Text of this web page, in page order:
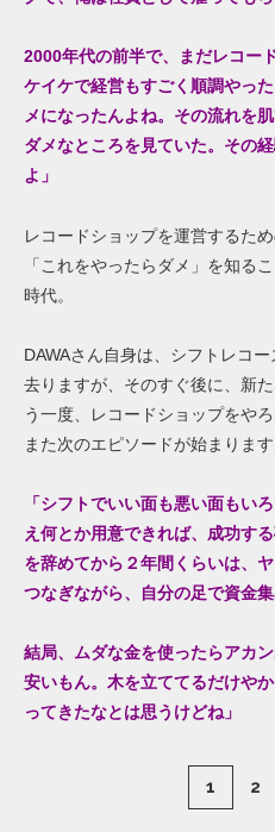
2000年代の前半で、まだレコー
ケイケで経営もすごく順調やった
メになったんよね。 その流れを
ダメなところを見ていた。 その
よ」
レコードショップを運営するた
「これをやったらダメ」を知る
時代。
DAWAさん自身は、シフトレコ
去りますが、そのすぐ後に、新
う一度、レコードショップをや
また次のエピソードが始まります
「シフトでいい面も悪い面もい
え何とか用意できれば、成功す
を辞めてから２年間くらいは、
つなぎながら、自分の足で資金集
結局、ムダな金を使ったらアカ
安いもん。木を立ててるだけや
ってきたなとは思うけどね」
1 2